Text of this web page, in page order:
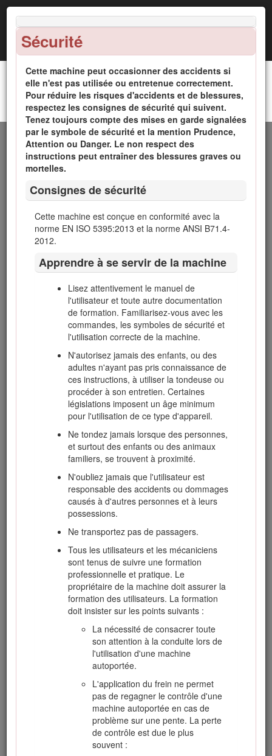
Sécurité
Cette machine peut occasionner des accidents si
elle n'est pas utilisée ou entretenue correctement.
Pour réduire les risques d'accidents et de blessures,
respectez les consignes de sécurité qui suivent.
Tenez toujours compte des mises en garde signalées
par le symbole de sécurité et la mention Prudence,
Attention ou Danger. Le non respect des
instructions peut entraîner des blessures graves ou
mortelles.
Consignes de sécurité
Cette machine est conçue en conformité avec la
norme EN ISO 5395:2013 et la norme ANSI B71.4-
2012.
Apprendre à se servir de la machine
Lisez attentivement le manuel de
l'utilisateur et toute autre documentation
de formation. Familiarisez-vous avec les
commandes, les symboles de sécurité et
l'utilisation correcte de la machine.
N'autorisez jamais des enfants, ou des
adultes n'ayant pas pris connaissance de
ces instructions, à utiliser la tondeuse ou
procéder à son entretien. Certaines
législations imposent un âge minimum
pour l'utilisation de ce type d'appareil.
Ne tondez jamais lorsque des personnes,
et surtout des enfants ou des animaux
familiers, se trouvent à proximité.
N'oubliez jamais que l'utilisateur est
responsable des accidents ou dommages
causés à d'autres personnes et à leurs
possessions.
Ne transportez pas de passagers.
Tous les utilisateurs et les mécaniciens
sont tenus de suivre une formation
professionnelle et pratique. Le
propriétaire de la machine doit assurer la
formation des utilisateurs. La formation
doit insister sur les points suivants :
La nécessité de consacrer toute
son attention à la conduite lors de
l'utilisation d'une machine
autoportée.
L'application du frein ne permet
pas de regagner le contrôle d'une
machine autoportée en cas de
problème sur une pente. La perte
de contrôle est due le plus
souvent :
Groupe de déplacement Groundsmaster® 4300-D
Introduction
Cette machine est une tondeuse autoportée à lames
rotatives prévue pour les utilisateurs professionnels
employés à des applications commerciales. Elle est
régulièrement dans les parcs, les terrains de sports et les
espaces verts commerciaux. Elle n'est pas conçue pour
couper les broussailles et autre végétation sur le bord des
routes ni pour des utilisations agricoles.
Lisez attentivement cette notice pour apprendre à utiliser et
entretenir correctement votre produit, et éviter de
l'endommager ou de vous blesser. Vous êtes responsable de
l'utilisation sûre et correcte du produit.
Vous pouvez contacter Toro directement sur www.Toro.com
pour tout renseignement concernant un produit ou un
accessoire, pour obtenir l'adresse des concessionnaires ou
pour enregistrer votre produit.
Pour obtenir des prestations de service, des pièces Toro
d'origine ou des renseignements complémentaires,
munissez-vous des numéros de modèle et de série du
produit et contactez un concessionnaire-réparateur agréé ou
le service client Toro. Les numéros de modèle et de série
sont indiqués sur une plaque fixée au côté gauche du cadre,
sous le repose-pieds. Inscrivez les numéros dans l'espace
réservé à cet effet.
Les mises en garde de ce manuel soulignent des dangers
potentiels et sont signalées par le symbole de sécurité
), qui indique un danger pouvant entraîner des
blessures graves ou mortelles si les précautions
recommandées ne sont pas respectées.
Figure 1
Symbole de sécurité
Ce manuel utilise deux termes pour faire passer des
renseignements essentiels.Important, pour attirer l'attention
sur des renseignements mécaniques spécifiques et
, pour insister sur des renseignements d'ordre
général méritant une attention particulière.
Ce produit est conforme à toutes les directives européennes
pertinentes. Pour plus de renseignements, reportez-vous à
la Déclaration de conformité spécifique du produit fournie
Un pare-étincelles est incorporé au silencieux car certaines